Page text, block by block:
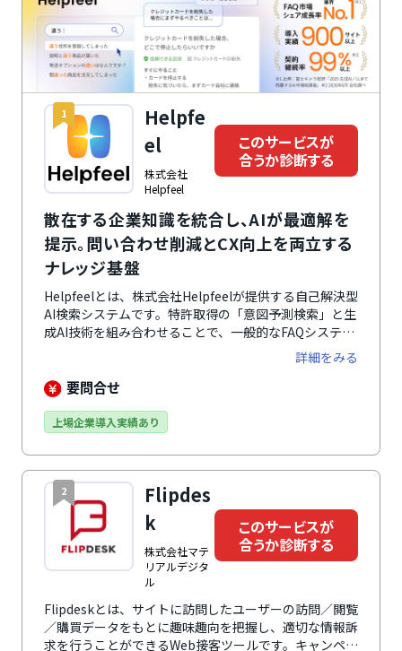
1
Helpfe
el
株式会社
Helpfeel
このサービスが
合うか診断する
散在する企業知識を統合し、AIが最適解を
提示。問い合わせ削減とCX向上を両立する
ナレッジ基盤
Helpfeelとは、株式会社Helpfeelが提供する自己解決型
AI検索システムです。特許取得の「意図予測検索」と生
成AI技術を組み合わせることで、一般的なFAQシステム
の約100倍の高速応答と、高い検索ヒット率を実現。キ
ーワードが完全一致しない「曖昧な表現」や「スペルミ
ス」からでも、AIがユーザーの意図を汲み取り、迷わず
導入で課題となりがちな複雑なシナリオ設計やメンテナ
答）を防ぐ独自の仕組みにより、運用の手間をかけずに
正確な情報提供が可能です。電話・メール・チャットな
どの有人対応を「自己解決」へ置き換えることで、「問
い合わせ削減」と「CX（顧客体験）向上」を同時に実
現します。
詳細をみる
要問合せ
上場企業導入実績あり
2
Flipdes
k
株式会社マテ
リアルデジタ
ル
このサービスが
合うか診断する
Flipdeskとは、サイトに訪問したユーザーの訪問／閲覧
／購買データをもとに趣味趣向を把握し、適切な情報訴
求を行うことができるWeb接客ツールです。キャンペー